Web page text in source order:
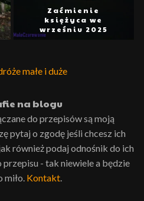
Zaćmienie
księżyca we
wrześniu 2025
małe i duże
na blogu
do przepisów są moją
pytaj o zgodę jeśli chcesz ich
również podaj odnośnik do ich
przepisu - tak niewiele a będzie
miło. Kontakt.